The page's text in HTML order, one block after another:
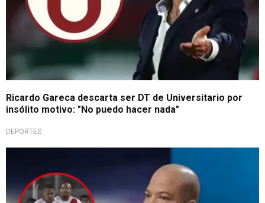
Ricardo Gareca descarta ser DT de Universitario por
insólito motivo: "No puedo hacer nada"
DEPORTES